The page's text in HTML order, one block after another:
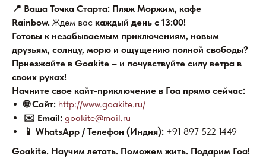
📍 Ваша Точка Старта: Пляж Моржим, кафе
Rainbow. Ждем вас каждый день с 13:00!
Готовы к незабываемым приключениям, новым
друзьям, солнцу, морю и ощущению полной свободы?
Приезжайте в Goakite – и почувствуйте силу ветра в
своих руках!
Начните свое кайт-приключение в Гоа прямо сейчас:
🌐 Сайт: http://www.goakite.ru/
✉️ Email: goakite@mail.ru
📱 WhatsApp / Телефон (Индия): +91 897 522 1449
Goakite. Научим летать. Поможем жить. Подарим Гоа!